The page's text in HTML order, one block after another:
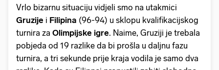
Vrlo bizarnu situaciju vidjeli smo na utakmici
Gruzije i Filipina (96-94) u sklopu kvalifikacijskog
turnira za Olimpijske igre. Naime, Gruziji je trebala
pobjeda od 19 razlike da bi prošla u daljnu fazu
turnira, a tri sekunde prije kraja vodila je samo dva